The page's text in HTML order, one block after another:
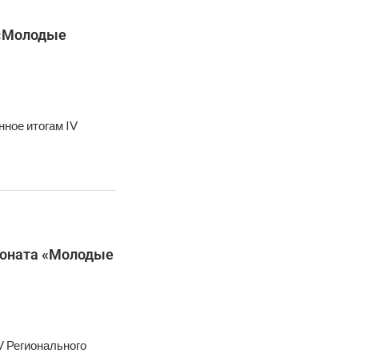
итогам IV
«Молодые